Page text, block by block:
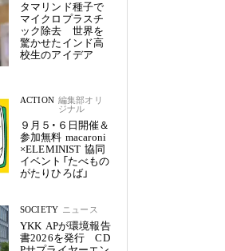
タマリンド種子で
マイクロプラスチ
ック除去 世界を
驚かせたインド高
校生のアイデア
ACTION 編集部オリ
ジナル
９月５・６日開催＆
参加無料 macaroni
×ELEMINIST 協同
イベント「たべもの
がたりひろば」
SOCIETY ニュース
YKK APが環境報告
書2026を発行 CD